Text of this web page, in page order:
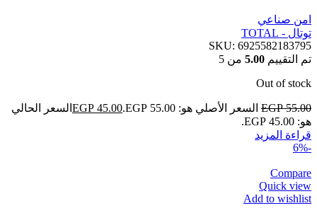
امن صناعي
توتال - TOTAL
SKU: 6925582183795
تم التقييم 5.00 من 5
Out of stock
EGP55.00 السعر الأصلي هو: EGP 55.00. EGP 45.00
السعر الحالي
هو: EGP 45.00.
قراءة المزيد
-6%
Compare
Quick view
Add to wishlist